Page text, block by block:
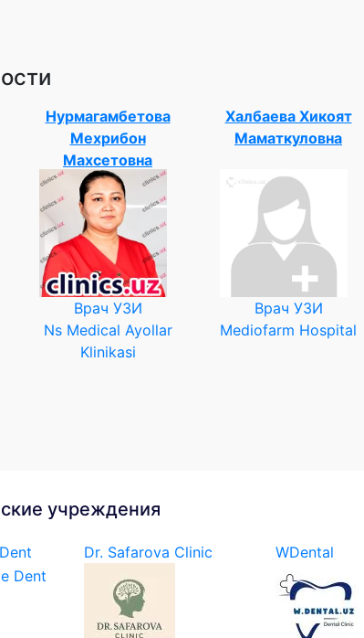
Нурмагамбетова
Мехрибон
Махсетовна
Врач УЗИ
Ns Medical Ayollar
Klinikasi
Халбаева Хикоят
Маматкуловна
Врач УЗИ
Mediofarm Hospital
учреждения
Dr. Safarova Clinic WDental